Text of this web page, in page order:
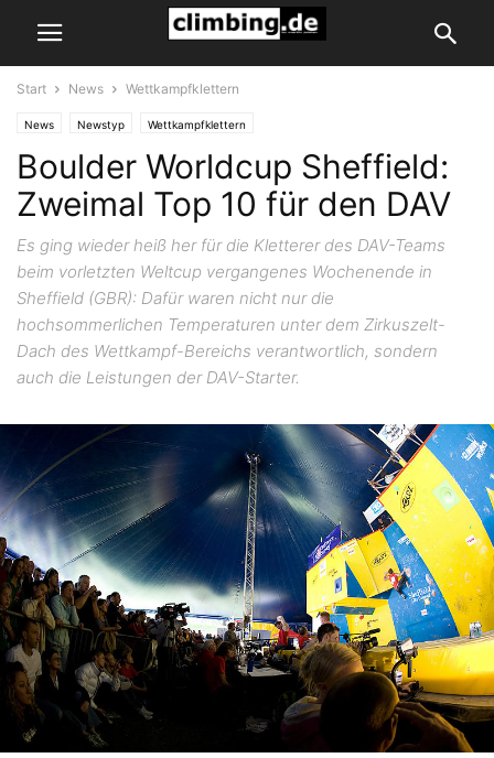
Start News Wettkampfklettern
News Newstyp Wettkampfklettern
Boulder Worldcup Sheffield:
Zweimal Top 10 für den DAV
Es ging wieder heiß her für die Kletterer des DAV-Teams
beim vorletzten Weltcup vergangenes Wochenende in
Sheffield (GBR): Dafür waren nicht nur die
hochsommerlichen Temperaturen unter dem Zirkuszelt-
Dach des Wettkampf-Bereichs verantwortlich, sondern
auch die Leistungen der DAV-Starter.